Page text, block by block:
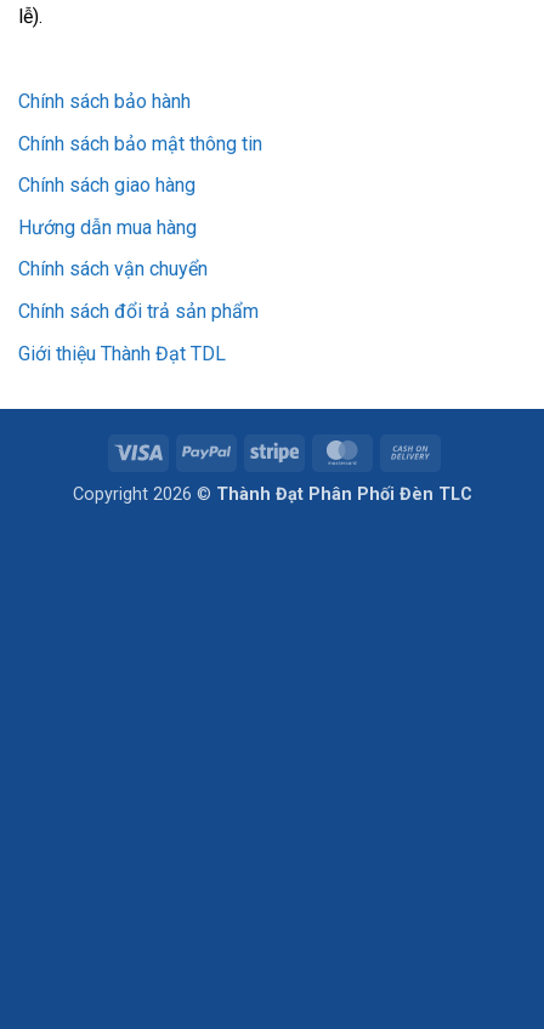
lễ).
Chính sách bảo hành
Chính sách bảo mật thông tin
Chính sách giao hàng
Hướng dẫn mua hàng
Chính sách vận chuyển
Chính sách đổi trả sản phẩm
Giới thiệu Thành Đạt TDL
Visa PayPal Stripe MasterCard
Delivery
Copyright 2026 © Thành Đạt Phân Phối Đèn TLC